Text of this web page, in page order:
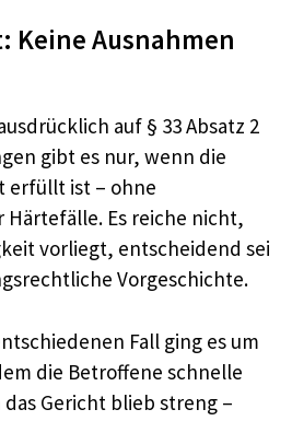
Ausnahmen
auf § 33 Absatz 2
gibt es nur, wenn die
erfüllt ist – ohne
Härtefälle. Es reiche nicht,
vorliegt, entscheidend sei
Vorgeschichte.
Fall ging es um
die Betroffene schnelle
Gericht blieb streng –